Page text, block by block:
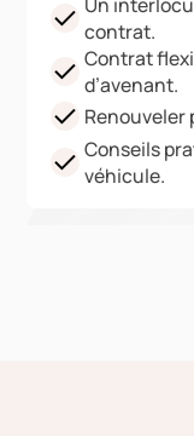
contrat.
Contrat
d’avenant.
Renouveler
Conseils
véhicule.